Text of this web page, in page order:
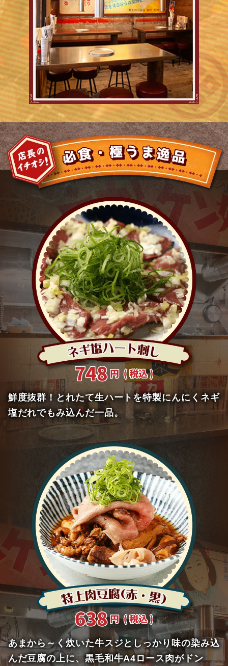
鮮度抜群！とれたて生ハートを特製にんにくネギ
塩だれでもみ込んだ一品。
あまから～く炊いた牛スジとしっかり味の染み込
んだ豆腐の上に、黒毛和牛A4ロース肉がドン